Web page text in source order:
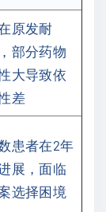
原发耐
部分药物
大导致依
差
患者在2年
展，面临
选择困境